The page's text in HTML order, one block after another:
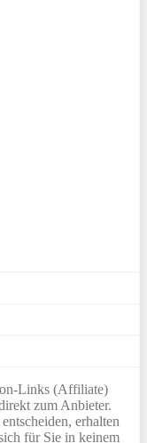
Links (Affiliate)
zum Anbieter.
erhalten
für Sie in keinem